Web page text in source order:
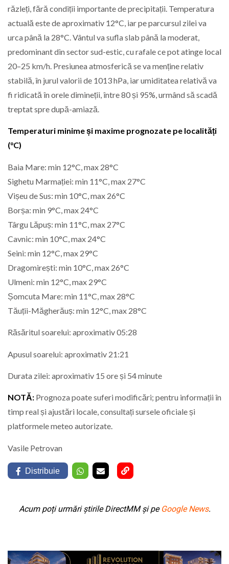
răzleți, fără condiții importante de precipitații. Temperatura
actuală este de aproximativ 12°C, iar pe parcursul zilei va
urca până la 28°C. Vântul va sufla slab până la moderat,
predominant din sector sud-estic, cu rafale ce pot atinge local
20–25 km/h. Presiunea atmosferică se va menține relativ
stabilă, în jurul valorii de 1013 hPa, iar umiditatea relativă va
fi ridicată în orele dimineții, între 80 și 95%, urmând să scadă
treptat spre după-amiază.
Temperaturi minime și maxime prognozate pe localități
(°C)
Baia Mare: min 12°C, max 28°C
Sighetu Marmației: min 11°C, max 27°C
Vișeu de Sus: min 10°C, max 26°C
Borșa: min 9°C, max 24°C
Târgu Lăpuș: min 11°C, max 27°C
Cavnic: min 10°C, max 24°C
Seini: min 12°C, max 29°C
Dragomirești: min 10°C, max 26°C
Ulmeni: min 12°C, max 29°C
Șomcuta Mare: min 11°C, max 28°C
Tăuții-Măgherăuș: min 12°C, max 28°C
Răsăritul soarelui: aproximativ 05:28
Apusul soarelui: aproximativ 21:21
Durata zilei: aproximativ 15 ore și 54 minute
NOTĂ: Prognoza poate suferi modificări; pentru informații în
timp real și ajustări locale, consultați sursele oficiale și
platformele meteo autorizate.
Vasile Petrovan
Distribuie
Acum poți urmări știrile DirectMM și pe Google News.